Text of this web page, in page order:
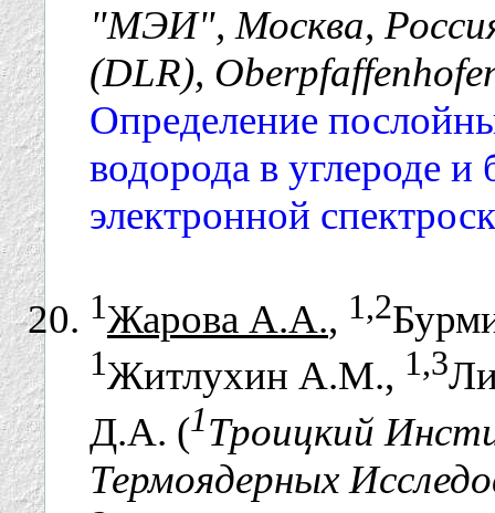
"МЭИ", Москва,
(DLR),
Определение
водорода в углероде
электронной
1Жарова А.А., 1,2
1Житлухин А.М., 1,3
Д.А. (1Троицкий
Термоядерных